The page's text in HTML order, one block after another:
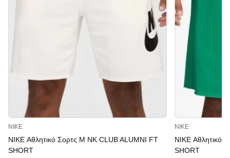
NIKE
NIKE Αθλητικό Σορτς M NK CLUB ALUMNI FT
SHORT
NIKE
NIKE Αθλητικό
SHORT